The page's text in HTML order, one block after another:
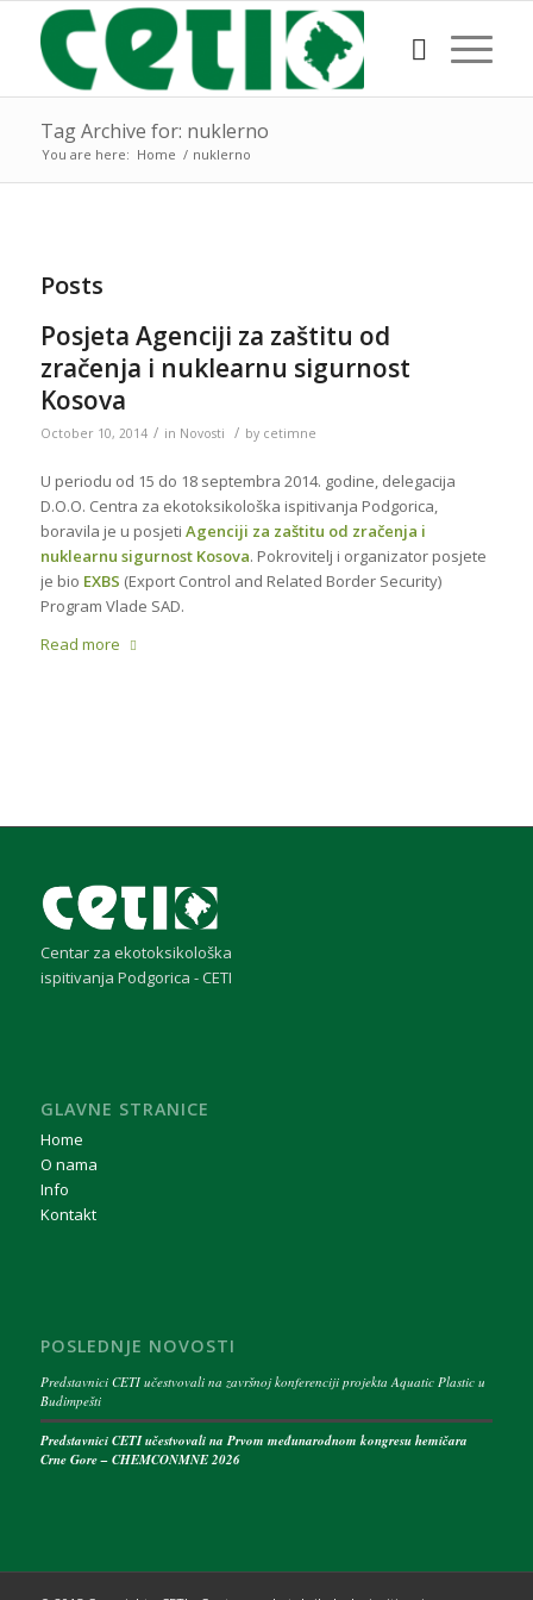
Tag Archive for: nuklerno
You are here: Home / nuklerno
Posts
Posjeta Agenciji za zaštitu od
zračenja i nuklearnu sigurnost
Kosova
October 10, 2014 / in Novosti / by cetimne
U periodu od 15 do 18 septembra 2014. godine, delegacija
D.O.O. Centra za ekotoksikološka ispitivanja Podgorica,
boravila je u posjeti Agenciji za zaštitu od zračenja i
nuklearnu sigurnost Kosova. Pokrovitelj i organizator posjete
je bio EXBS (Export Control and Related Border Security)
Program Vlade SAD.
Read more
Centar za ekotoksikološka
ispitivanja Podgorica - CETI
GLAVNE STRANICE
Home
O nama
Info
Kontakt
POSLEDNJE NOVOSTI
Predstavnici CETI učestvovali na završnoj konferenciji projekta Aquatic Plastic u
Budimpešti
Predstavnici CETI učestvovali na Prvom međunarodnom kongresu hemičara
Crne Gore – CHEMCONMNE 2026